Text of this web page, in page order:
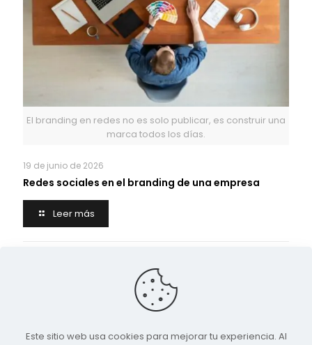
El branding en redes no es solo publicar, es construir una
marca todos los días.
19 de junio de 2026
Redes sociales en el branding de una empresa
Leer más
Deja una respuesta
conectadopara publicar un
Este sitio web usa cookies para mejorar tu experiencia. Al